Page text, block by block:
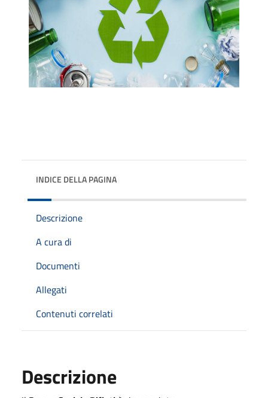
INDICE DELLA PAGINA
Descrizione
A cura di
Documenti
Allegati
Contenuti correlati
Descrizione